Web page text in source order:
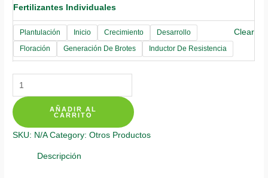
Fertilizantes Individuales
Plantulación Inicio Crecimiento
Desarrollo
Floración
Generación De Brotes Inductor De Resistencia
Clear
Fertilizantes
Individuales
Para
Boca
De
Dragón
AÑADIR AL
CARRITO
SKU: N/A Category:Otros Productos
Descripción